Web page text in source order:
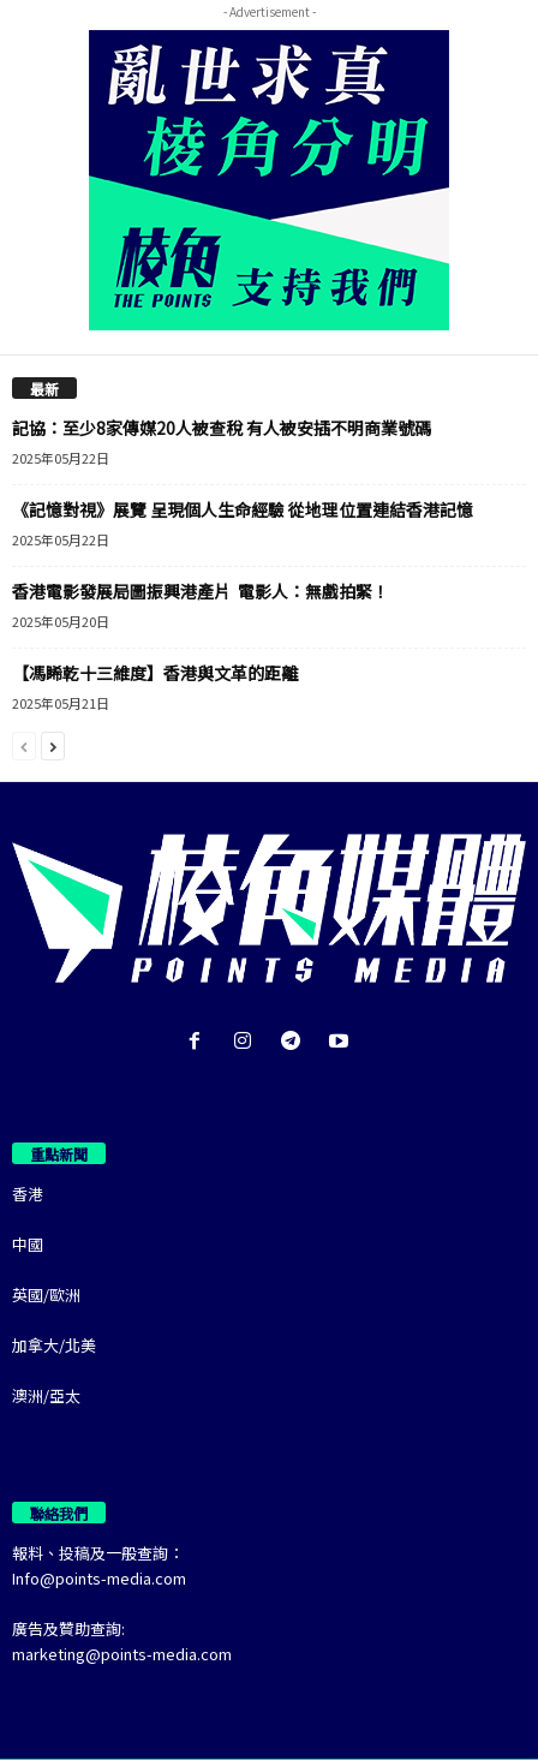
- Advertisement -
最新
記協：至少8家傳媒20人被查稅 有人被安插不明商業號碼
2025年05月22日
《記憶對視》展覽 呈現個人生命經驗 從地理位置連結香港記憶
2025年05月22日
香港電影發展局圖振興港產片 電影人：無戲拍緊！
2025年05月20日
【馮睎乾十三維度】香港與文革的距離
2025年05月21日
重點新聞
香港
中國
英國/歐洲
加拿大/北美
澳洲/亞太
聯絡我們
報料、投稿及一般查詢：
Info@points-media.com
廣告及贊助查詢:
marketing@points-media.com